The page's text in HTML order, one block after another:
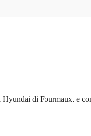
di Fourmaux, e